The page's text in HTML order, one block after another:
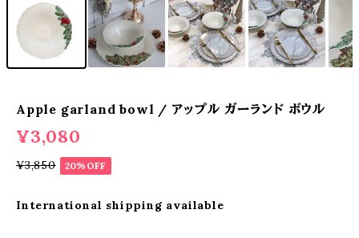
Apple garland bowl / アップル ガーランド ボウル
¥3,080
¥3,850 20%OFF
International shipping available